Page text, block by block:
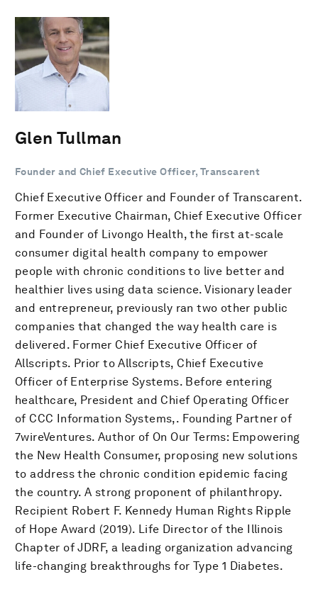
Glen Tullman
Founder and Chief Executive Officer, Transcarent
Chief Executive Officer and Founder of Transcarent.
Former Executive Chairman, Chief Executive Officer
and Founder of Livongo Health, the first at-scale
consumer digital health company to empower
people with chronic conditions to live better and
healthier lives using data science. Visionary leader
and entrepreneur, previously ran two other public
companies that changed the way health care is
delivered. Former Chief Executive Officer of
Allscripts. Prior to Allscripts, Chief Executive
Officer of Enterprise Systems. Before entering
healthcare, President and Chief Operating Officer
of CCC Information Systems,. Founding Partner of
7wireVentures. Author of On Our Terms: Empowering
the New Health Consumer, proposing new solutions
to address the chronic condition epidemic facing
the country. A strong proponent of philanthropy.
Recipient Robert F. Kennedy Human Rights Ripple
of Hope Award (2019). Life Director of the Illinois
Chapter of JDRF, a leading organization advancing
life-changing breakthroughs for Type 1 Diabetes.